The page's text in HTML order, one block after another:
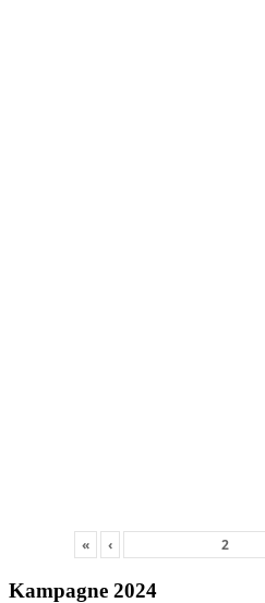
« ‹
Kampagne 2024